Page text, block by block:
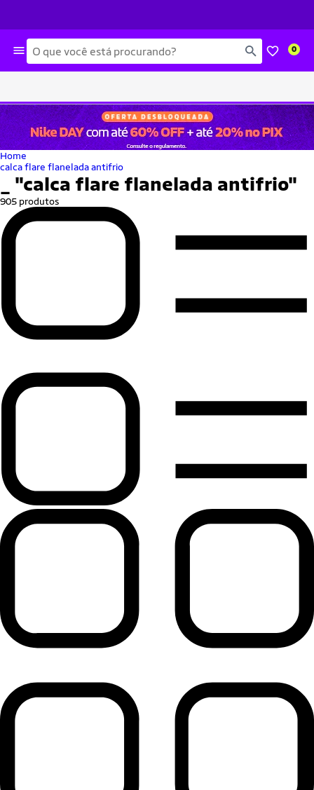
Busca 0
Home
calca flare flanelada antifrio
"calca flare flanelada antifrio"
905 produtos